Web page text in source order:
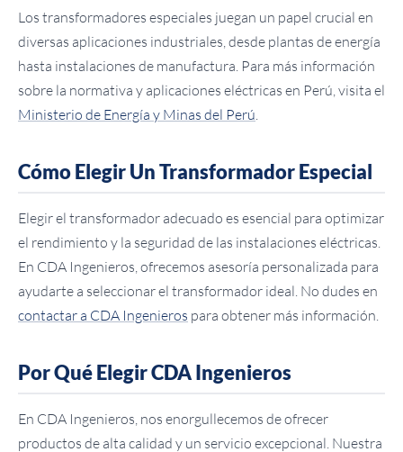
Los transformadores especiales juegan un papel crucial en
diversas aplicaciones industriales, desde plantas de energía
hasta instalaciones de manufactura. Para más información
sobre la normativa y aplicaciones eléctricas en Perú, visita el
Ministerio de Energía y Minas del Perú
Cómo Elegir Un Transformador Especial
Elegir el transformador adecuado es esencial para optimizar
el rendimiento y la seguridad de las instalaciones eléctricas.
En CDA Ingenieros, ofrecemos asesoría personalizada para
ayudarte a seleccionar el transformador ideal. No dudes en
contactar a CDA Ingenieros para obtener más información.
Por Qué Elegir CDA Ingenieros
En CDA Ingenieros, nos enorgullecemos de ofrecer
productos de alta calidad y un servicio excepcional. Nuestra